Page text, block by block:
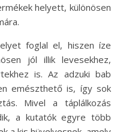
helyett, különösen
foglal el, hiszen íze
jól illik levesekhez,
is. Az adzuki bab
emészthető is, így sok
Mivel a táplálkozás
a kutatók egyre több